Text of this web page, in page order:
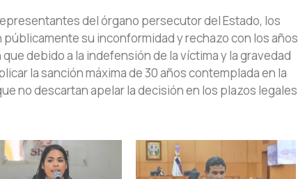
del órgano persecutor del Estado, los
su inconformidad y rechazo con los años
debido a la indefensión de la víctima y la gravedad
la sanción máxima de 30 años contemplada en la
no descartan apelar la decisión en los plazos legales